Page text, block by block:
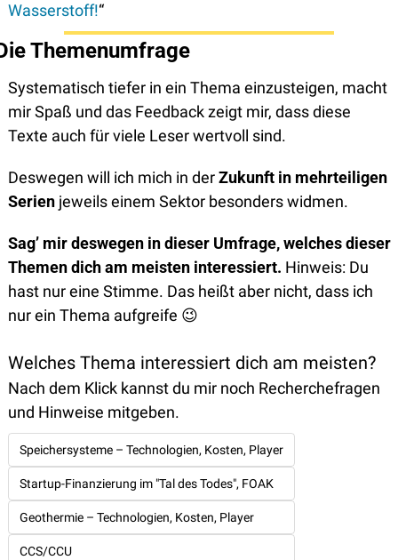
Wasserstoff!“
Themenumfrage
Systematisch tiefer in ein Thema einzusteigen, macht
mir Spaß und das Feedback zeigt mir, dass diese
Texte auch für viele Leser wertvoll sind.
Deswegen will ich mich in der Zukunft in mehrteiligen
Serien jeweils einem Sektor besonders widmen.
Sag’ mir deswegen in dieser Umfrage, welches dieser
Themen dich am meisten interessiert. Hinweis: Du
hast nur eine Stimme. Das heißt aber nicht, dass ich
nur ein Thema aufgreife 😉
Welches Thema interessiert dich am meisten?
Nach dem Klick kannst du mir noch Recherchefragen
und Hinweise mitgeben.
Speichersysteme – Technologien, Kosten, Player
Startup-Finanzierung im "Tal des Todes", FOAK
Geothermie – Technologien, Kosten, Player
CCS/CCU